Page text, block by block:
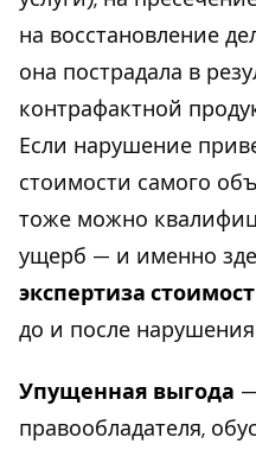
на восстановление
она пострадала в
контрафактной
Если нарушение
стоимости самого
тоже можно
ущерб — и именно
экспертиза
до и после
Упущенная выгода
правообладателя,